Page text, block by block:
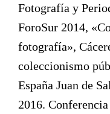
Fotografía y
ForoSur 2014,
fotografía»,
coleccionismo
España Juan de
2016.